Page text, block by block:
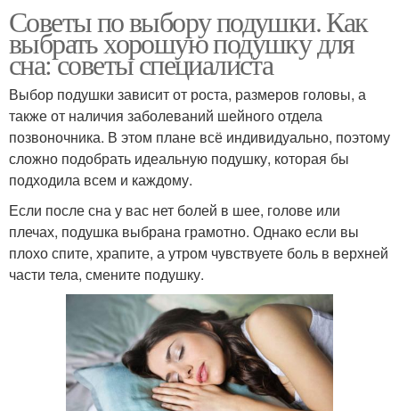
Советы по выбору подушки. Как
выбрать хорошую подушку для
сна: советы специалиста
Выбор подушки зависит от роста, размеров головы, а
также от наличия заболеваний шейного отдела
позвоночника. В этом плане всё индивидуально, поэтому
сложно подобрать идеальную подушку, которая бы
подходила всем и каждому.
Если после сна у вас нет болей в шее, голове или
плечах, подушка выбрана грамотно. Однако если вы
плохо спите, храпите, а утром чувствуете боль в верхней
части тела, смените подушку.